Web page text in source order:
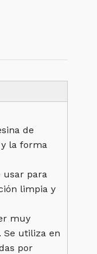
de
la forma
usar para
limpia y
muy
Se utiliza en
por